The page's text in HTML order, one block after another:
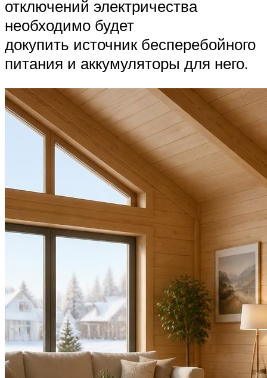
отключений электричества
необходимо будет
докупить источник бесперебойного
питания и аккумуляторы для него.